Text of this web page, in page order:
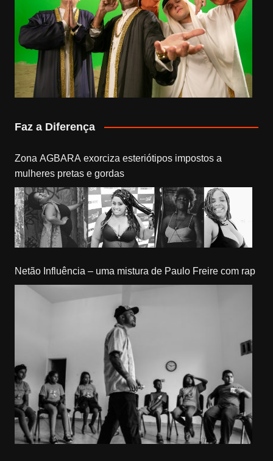
Faz a Diferença
Zona AGBARA exorciza esteriótipos impostos a
mulheres pretas e gordas
Netão Influência – uma mistura de Paulo Freire com rap